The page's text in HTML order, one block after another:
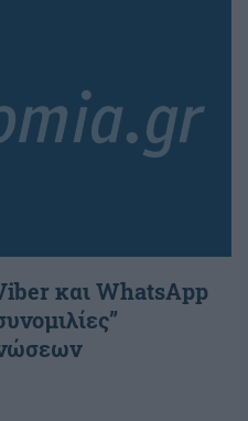
και WhatsApp